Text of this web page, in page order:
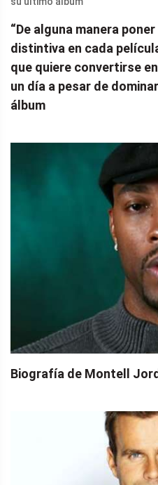
“De alguna manera
distintiva en cada
que quiere convertirse
un día a pesar de
álbum
Biografía de Montell